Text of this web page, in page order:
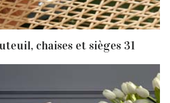
chaises et sièges 31